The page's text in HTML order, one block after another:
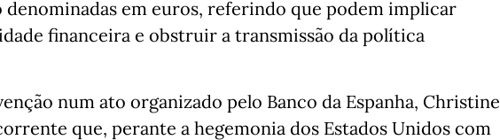
denominadas em euros, referindo que podem implicar
financeira e obstruir a transmissão da política
num ato organizado pelo Banco da Espanha, Christine
que, perante a hegemonia dos Estados Unidos com